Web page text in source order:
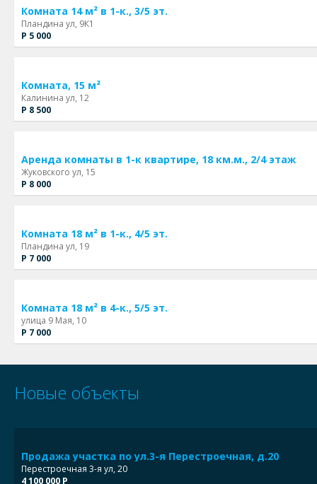
Комната 14 м² в 1-к., 3/5 эт.
Пландина ул, 9К1
Р 5 000
Комната, 15 м²
Калинина ул, 12
Р 8 500
Аренда комнаты в 1-к квартире, 18 км.м., 2/4 этаж
Жуковского ул, 15
Р 8 000
Комната 18 м² в 1-к., 4/5 эт.
Пландина ул, 19
Р 7 000
Комната 18 м² в 4-к., 5/5 эт.
улица 9 Мая, 10
Р 7 000
Новые объекты
Продажа участка по ул.3-я Перестроечная, д.20
Перестроечная 3-я ул, 20
4 100 000 Р